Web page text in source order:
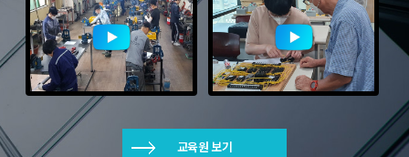
교육원 보기